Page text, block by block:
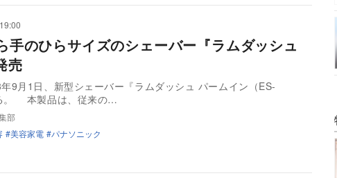
のひらサイズのシェーバー『ラムダッシュ
売
9月1日、新型シェーバー『ラムダッシュ パームイン（ES-
。 本製品は、従来の…
部
美容家電 パナソニック